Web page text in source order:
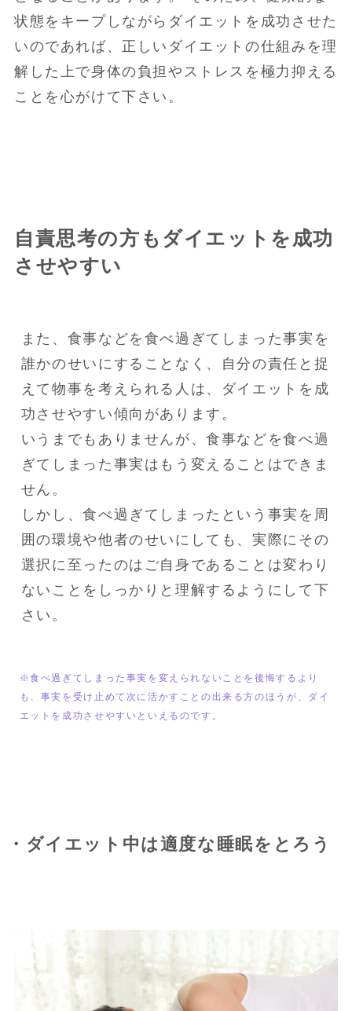
状態をキープしながらダイエットを成功させた
いのであれば、正しいダイエットの仕組みを理
解した上で身体の負担やストレスを極力抑える
ことを心がけて下さい。
自責思考の方もダイエットを成功
させやすい
また、食事などを食べ過ぎてしまった事実を
誰かのせいにすることなく、自分の責任と捉
えて物事を考えられる人は、ダイエットを成
功させやすい傾向があります。
いうまでもありませんが、食事などを食べ過
ぎてしまった事実はもう変えることはできま
せん。
しかし、食べ過ぎてしまったという事実を周
囲の環境や他者のせいにしても、実際にその
選択に至ったのはご自身であることは変わり
ないことをしっかりと理解するようにして下
さい。
※食べ過ぎてしまった事実を変えられないことを後悔するより
も、事実を受け止めて次に活かすことの出来る方のほうが、ダイ
エットを成功させやすいといえるのです。
・ダイエット中は適度な睡眠をとろう